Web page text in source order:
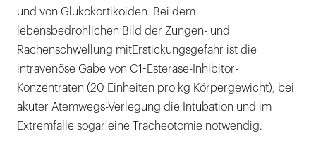
und von Glukokortikoiden. Bei dem
lebensbedrohlichen Bild der Zungen- und
Rachenschwellung mitErstickungsgefahr ist die
intravenöse Gabe von C1-Esterase-Inhibitor-
Konzentraten (20 Einheiten pro kg Körpergewicht), bei
akuter Atemwegs-Verlegung die Intubation und im
Extremfalle sogar eine Tracheotomie notwendig.